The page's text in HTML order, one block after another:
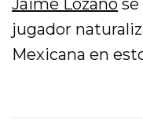
Jaime Lozano
jugador
Mexicana en